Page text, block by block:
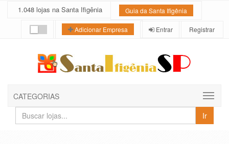
1.048 lojas na Santa Ifigênia Guia da Santa Ifigênia
Adicionar Empresa Entrar Registrar
CATEGORIAS
Buscar
lojas
Ir